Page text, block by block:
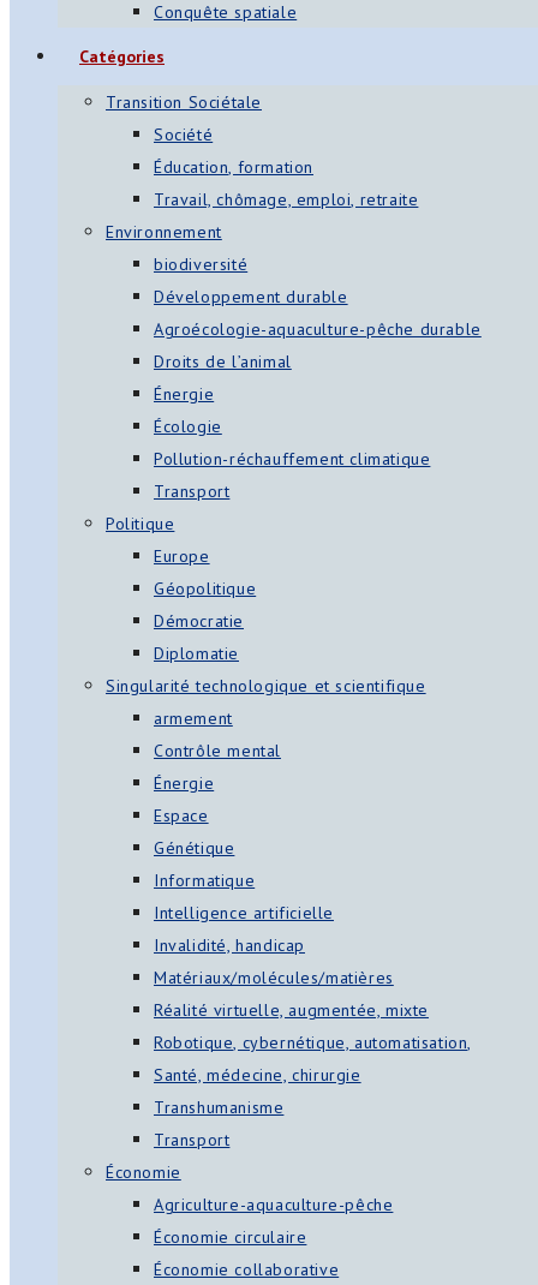
Conquête spatiale
Catégories
Transition Sociétale
Société
Éducation, formation
Travail, chômage, emploi, retraite
Environnement
biodiversité
Développement durable
Agroécologie-aquaculture-pêche durable
Droits de l’animal
Énergie
Écologie
Pollution-réchauffement climatique
Transport
Politique
Europe
Géopolitique
Démocratie
Diplomatie
Singularité technologique et scientifique
armement
Contrôle mental
Énergie
Espace
Génétique
Informatique
Intelligence artificielle
Invalidité, handicap
Matériaux/molécules/matières
Réalité virtuelle, augmentée, mixte
Robotique, cybernétique, automatisation,
Santé, médecine, chirurgie
Transhumanisme
Transport
Économie
Agriculture-aquaculture-pêche
Économie circulaire
Économie collaborative